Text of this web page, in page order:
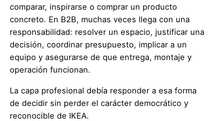
comparar, inspirarse o comprar un producto
concreto. En B2B, muchas veces llega con una
responsabilidad: resolver un espacio, justificar una
decisión, coordinar presupuesto, implicar a un
equipo y asegurarse de que entrega, montaje y
operación funcionan.
La capa profesional debía responder a esa forma
de decidir sin perder el carácter democrático y
reconocible de IKEA.